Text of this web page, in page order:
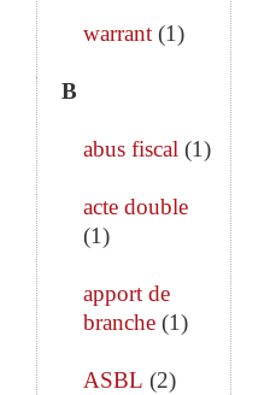
warrant (1)
B
abus fiscal (1)
acte double
(1)
apport de
branche (1)
ASBL (2)